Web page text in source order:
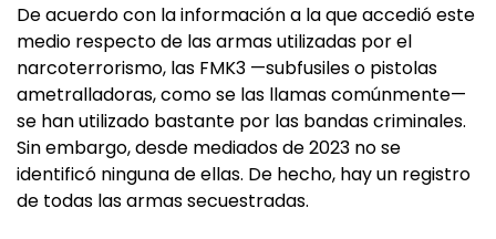
De acuerdo con la información a la que accedió este
medio respecto de las armas utilizadas por el
narcoterrorismo, las FMK3 —subfusiles o pistolas
ametralladoras, como se las llamas comúnmente—
se han utilizado bastante por las bandas criminales.
Sin embargo, desde mediados de 2023 no se
identificó ninguna de ellas. De hecho, hay un registro
de todas las armas secuestradas.